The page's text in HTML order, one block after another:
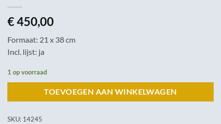
€450,00
Formaat: 21 x 38 cm
Incl. lijst: ja
1 op voorraad
TOEVOEGEN AAN WINKELWAGEN
SKU: 14245